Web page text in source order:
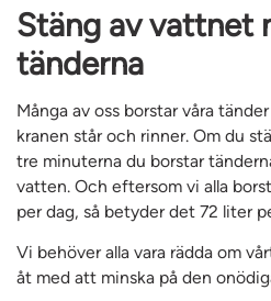
Stäng av vattnet
tänderna
Många av oss borstar våra
kranen står och rinner. Om du
tre minuterna du borstar
vatten. Och eftersom vi alla
per dag, så betyder det 72 liter
Vi behöver alla vara rädda om
åt med att minska på den